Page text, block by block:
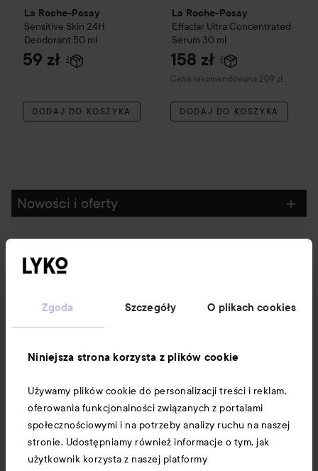
Zgoda Szczegóły O plikach cookies
Niniejsza strona korzysta z plików cookie
Używamy plików cookie do personalizacji treści i reklam,
oferowania funkcjonalności związanych z portalami
społecznościowymi i na potrzeby analizy ruchu na naszej
stronie. Udostępniamy również informacje o tym, jak
użytkownik korzysta z naszej platformy
La Roche-Posay
Sensitive Skin 24H
Deodorant 50 ml
59 zł
DODAJ DO KOSZYKA
La Roche-Posay
Effaclar Ultra Concentrated
Serum 30 ml
158 zł
Cena rekomendowana 209 zł
Zalecana cena 209 zł
DODAJ DO KOSZYKA
Nowości i oferty
Obsługa klienta
Informacje
Download our app here